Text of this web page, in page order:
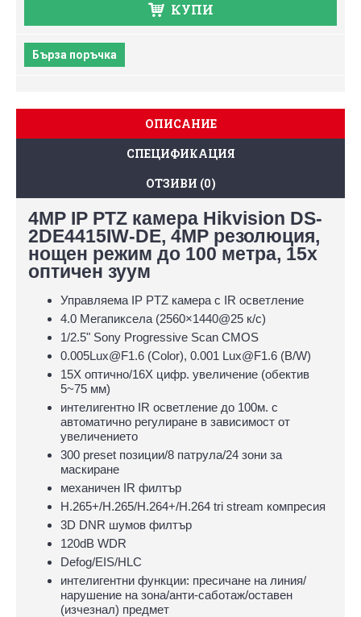
КУПИ
Бърза поръчка
ОПИСАНИЕ
СПЕЦИФИКАЦИЯ
ОТЗИВИ (0)
4MP IP PTZ камера Hikvision DS-
2DE4415IW-DE, 4MP резолюция,
нощен режим до 100 метра, 15х
оптичен зуум
Управляема IP PTZ камера с IR осветление
4.0 Mегапиксела (2560×1440@25 к/с)
1/2.5" Sony Progressive Scan CMOS
0.005Lux@F1.6 (Color), 0.001 Lux@F1.6 (B/W)
15X оптично/16X цифр. увеличение (обектив
5~75 мм)
интелигентно IR осветление до 100м. с
автоматично регулиране в зависимост от
увеличението
300 preset позиции/8 патрула/24 зони за
маскиране
механичен IR филтър
H.265+/H.265/H.264+/H.264 tri stream компресия
3D DNR шумов филтър
120dB WDR
Defog/EIS/HLC
интелигентни функции: пресичане на линия/
нарушение на зона/анти-саботаж/оставен
(изчезнал) предмет